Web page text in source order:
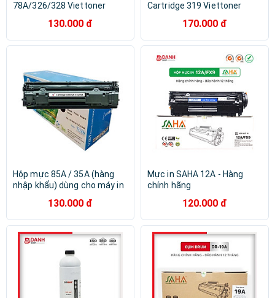
78A/326/328 Viettoner
6230dn, 6200, MF4410, 4420,
4430, 4450, MF4550, 4470,
Cartridge 326
130.000 đ
Cartridge 319 Viettoner
M401N, M401D, M425DN,
P2035 ,P2055D, Canon
MF416DW,416DW - Cartridge
CẸ05A CF280A
170.000 đ
Hộp mực 85A / 35A (hàng
nhập khẩu) dùng cho máy in
và Canon LBP 6000, MF3010,
6030 - Cartridge CB435A /
CE285A mới 100%
130.000 đ
Mực in SAHA 12A - Hàng
chính hãng
120.000 đ